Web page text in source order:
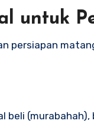
untuk
persiapan